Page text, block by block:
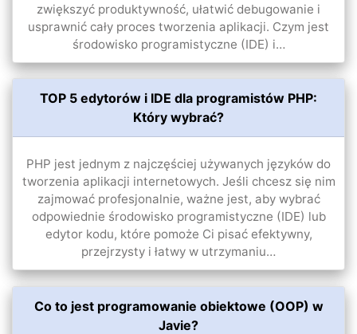
zwiększyć produktywność, ułatwić debugowanie i
usprawnić cały proces tworzenia aplikacji. Czym jest
środowisko programistyczne (IDE) i…
TOP 5 edytorów i IDE dla programistów PHP:
Który wybrać?
PHP jest jednym z najczęściej używanych języków do
tworzenia aplikacji internetowych. Jeśli chcesz się nim
zajmować profesjonalnie, ważne jest, aby wybrać
odpowiednie środowisko programistyczne (IDE) lub
edytor kodu, które pomoże Ci pisać efektywny,
przejrzysty i łatwy w utrzymaniu…
Co to jest programowanie obiektowe (OOP) w
Javie?